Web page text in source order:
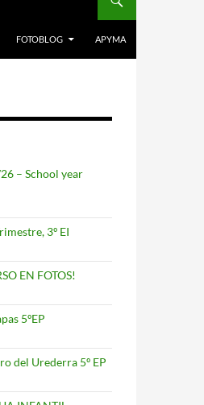
FOTOBLOG APYMA
– School year
3º EI
EN FOTOS!
5ºEP
del Urederra 5º EP